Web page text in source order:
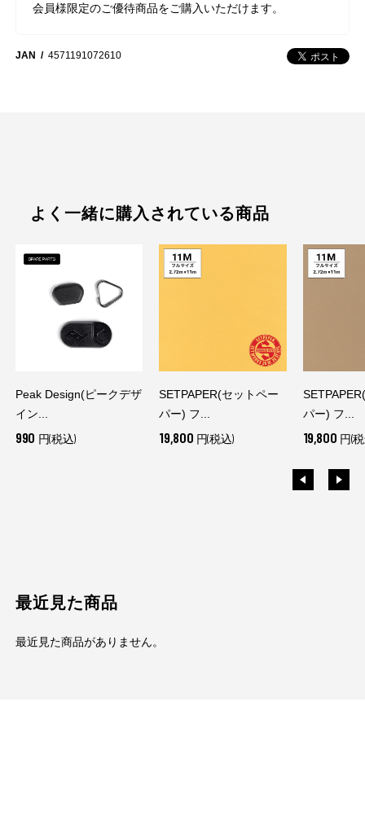
会員様限定のご優待商品をご購入いただけます。
JAN 4571191072610
よく一緒に購入されている商品
Peak Design(ピークデザ
イン...
990 円(税込)
SETPAPER(セットペー
パー) フ...
19,800 円(税込)
パー) フ...
19,800 円(
最近見た商品
最近見た商品がありません。